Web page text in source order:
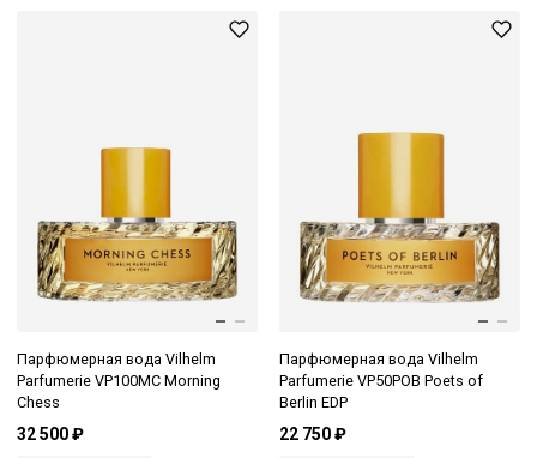
Парфюмерная вода Vilhelm
Parfumerie VP100MC Morning
Chess
32 500 ₽
Парфюмерная вода Vilhelm
Parfumerie VP50POB Poets of
Berlin EDP
22 750 ₽